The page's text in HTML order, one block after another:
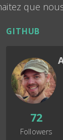
que
GITHUB
72
Followers